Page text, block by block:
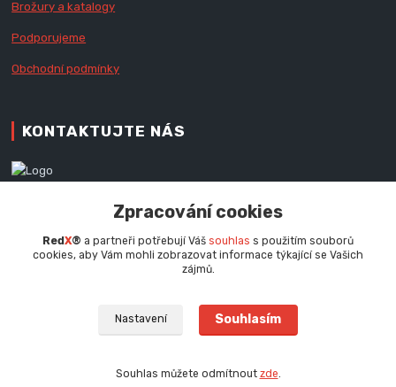
Brožury a katalogy
Podporujeme
Obchodní podmínky
KONTAKTUJTE NÁS
+420 777 979 111
info@redx.cz
Zpracování cookies
Red X® a partneři potřebují Váš souhlas s použitím souborů
cookies, aby Vám mohli zobrazovat informace týkající se Vašich
zájmů.
Nastavení Souhlasím
Souhlas můžete odmítnout zde.